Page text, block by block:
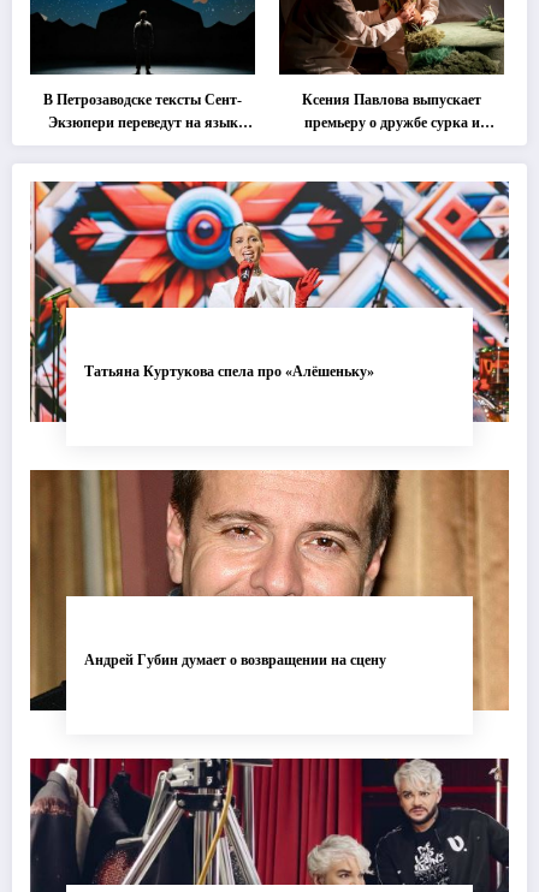
В Петрозаводске тексты Сент-
Экзюпери переведут на язык
современной хореографии
Ксения Павлова выпускает
премьеру о дружбе сурка и
одуванчика
Татьяна Куртукова спела про «Алёшеньку»
Андрей Губин думает о возвращении на сцену